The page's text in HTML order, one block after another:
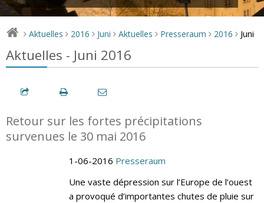
> Aktuelles > 2016 > Juni > Aktuelles > Presseraum > 2016 > Juni
Aktuelles - Juni 2016
Retour sur les fortes précipitations
survenues le 30 mai 2016
1-06-2016 Presseraum
Une vaste dépression sur l’Europe de l’ouest
a provoqué d’importantes chutes de pluie sur